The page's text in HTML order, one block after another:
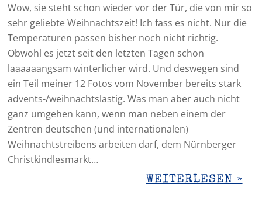
Wow, sie steht schon wieder vor der Tür, die von mir so
sehr geliebte Weihnachtszeit! Ich fass es nicht. Nur die
Temperaturen passen bisher noch nicht richtig.
Obwohl es jetzt seit den letzten Tagen schon
laaaaaangsam winterlicher wird. Und deswegen sind
ein Teil meiner 12 Fotos vom November bereits stark
advents-/weihnachtslastig. Was man aber auch nicht
ganz umgehen kann, wenn man neben einem der
Zentren deutschen (und internationalen)
Weihnachtstreibens arbeiten darf, dem Nürnberger
Christkindlesmarkt…
WEITERLESEN »